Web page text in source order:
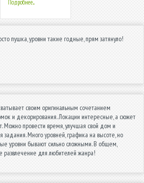
Подробнее...
пушка, уровни такие годные, прям затянуло!
своим оригинальным сочетанием
и декорирования. Локации интересные, а сюжет
Можно провести время, улучшая свой дом и
задания. Много уровней, графика на высоте, но
уровни бывают сильно сложными. В общем,
развлечение для любителей жанра!